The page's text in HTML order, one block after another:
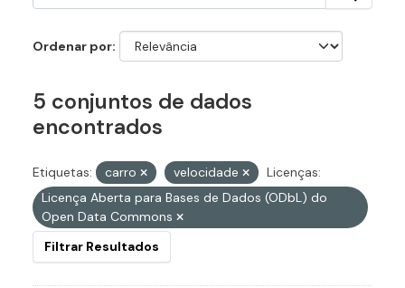
Ordenar por
5 conjuntos de dados
encontrados
Etiquetas: carro velocidade
Licenças:
Licença Aberta para Bases de Dados (ODbL) do
Open Data Commons
Filtrar Resultados